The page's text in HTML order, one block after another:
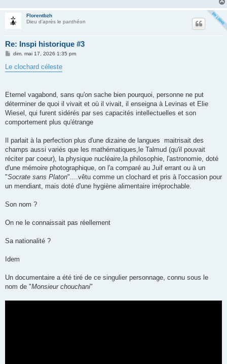
Florentbzh
Dieu d'après le panthéon
Re: Inspi historique #3
M
s
s
dim. mai 17, 2026 1:35 pm
Le clochard céleste
Eternel vagabond, sans qu'on sache bien pourquoi, personne ne put
déterminer de quoi il vivait et où il vivait, il enseigna à Levinas et Elie
Wiesel, qui furent sidérés par ses capacités intellectuelles et son
comportement plus qu'étrange
Il parlait à la perfection plus d'une dizaine de langues maitrisait des
champs aussi variés que les mathématiques,le Talmud (qu'il pouvait
réciter par coeur), la physique nucléaire,la philosophie, l'astronomie, doté
d'une mémoire photographique, on l'a comparé au Juif errant ou à un
"Socrate sans Platon"....vêtu comme un clochard et pris à l'occasion pour
un mendiant, mais doté d'une hygiène alimentaire irréprochable.
Son nom ?
On ne le connaissait pas réellement
Sa nationalité ?
Idem
Un documentaire a été tiré de ce singulier personnage, connu sous le
nom de "Monsieur chouchani"